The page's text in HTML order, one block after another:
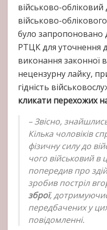
військово-
військово-
було запропоновано
РТЦК для уточнення
виконання законної
нецензурну лайку,
гідність
кликати перехожих
– Звісно,
Кілька чоловіків
фізичну силу до
чого військовий в
попередив про
зробив постріл
зброї,
передбачених у
повідомленні.